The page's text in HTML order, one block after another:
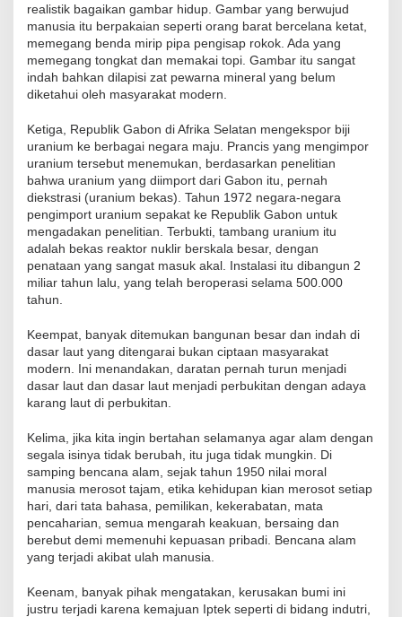
realistik bagaikan gambar hidup. Gambar yang berwujud
manusia itu berpakaian seperti orang barat bercelana ketat,
memegang benda mirip pipa pengisap rokok. Ada yang
memegang tongkat dan memakai topi. Gambar itu sangat
indah bahkan dilapisi zat pewarna mineral yang belum
diketahui oleh masyarakat modern.
Ketiga, Republik Gabon di Afrika Selatan mengekspor biji
uranium ke berbagai negara maju. Prancis yang mengimpor
uranium tersebut menemukan, berdasarkan penelitian
bahwa uranium yang diimport dari Gabon itu, pernah
diekstrasi (uranium bekas). Tahun 1972 negara-negara
pengimport uranium sepakat ke Republik Gabon untuk
mengadakan penelitian. Terbukti, tambang uranium itu
adalah bekas reaktor nuklir berskala besar, dengan
penataan yang sangat masuk akal. Instalasi itu dibangun 2
miliar tahun lalu, yang telah beroperasi selama 500.000
tahun.
Keempat, banyak ditemukan bangunan besar dan indah di
dasar laut yang ditengarai bukan ciptaan masyarakat
modern. Ini menandakan, daratan pernah turun menjadi
dasar laut dan dasar laut menjadi perbukitan dengan adaya
karang laut di perbukitan.
Kelima, jika kita ingin bertahan selamanya agar alam dengan
segala isinya tidak berubah, itu juga tidak mungkin. Di
samping bencana alam, sejak tahun 1950 nilai moral
manusia merosot tajam, etika kehidupan kian merosot setiap
hari, dari tata bahasa, pemilikan, kekerabatan, mata
pencaharian, semua mengarah keakuan, bersaing dan
berebut demi memenuhi kepuasan pribadi. Bencana alam
yang terjadi akibat ulah manusia.
Keenam, banyak pihak mengatakan, kerusakan bumi ini
justru terjadi karena kemajuan Iptek seperti di bidang indutri,